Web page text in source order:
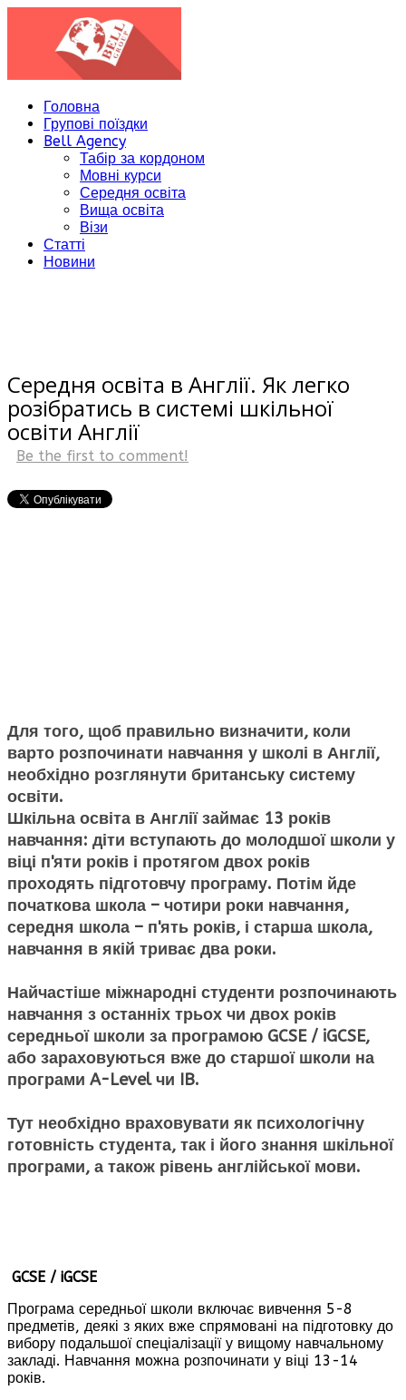
Головна
Групові поїздки
Bell Agency
Табір за кордоном
Мовні курси
Середня освіта
Вища освіта
Візи
Статті
Новини
Середня освіта в Англії. Як легко
розібратись в системі шкільної
освіти Англії
Be the first to comment!
Для того, щоб правильно визначити, коли
варто розпочинати навчання у школі в Англії,
необхідно розглянути британську систему
освіти.
Шкільна освіта в Англії займає 13 років
навчання: діти вступають до молодшої школи у
віці п'яти років і протягом двох років
проходять підготовчу програму. Потім йде
початкова школа – чотири роки навчання,
середня школа – п'ять років, і старша школа,
навчання в якій триває два роки.
Найчастіше міжнародні студенти розпочинають
навчання з останніх трьох чи двох років
середньої школи за програмою GCSE / iGCSE,
або зараховуються вже до старшої школи на
програми A-Level чи IB.
Тут необхідно враховувати як психологічну
готовність студента, так і його знання шкільної
програми, а також рівень англійської мови.
GCSE / iGCSE
Програма середньої школи включає вивчення 5-8
предметів, деякі з яких вже спрямовані на підготовку до
вибору подальшої спеціалізації у вищому навчальному
закладі. Навчання можна розпочинати у віці 13-14
років.